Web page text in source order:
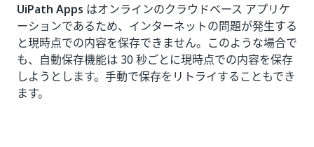
UiPath Apps はオンラインのクラウドベース アプリケ
ーションであるため、インターネットの問題が発生する
と現時点での内容を保存できません。このような場合で
も、自動保存機能は 30 秒ごとに現時点での内容を保存
しようとします。手動で保存をリトライすることもでき
ます。